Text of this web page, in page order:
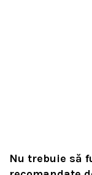
Nu trebuie să